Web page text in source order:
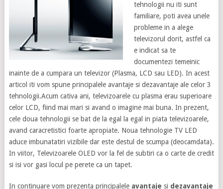
tehnologii nu iti sunt
familiare, poti avea unele
probleme in a alege
televizorul dorit, astfel ca
e indicat sa te
documentezi temeinic
inainte de a cumpara un televizor (Plasma, LCD sau LED). In acest
articol iti vom spune principalele avantaje si dezavantaje ale celor 3
tehnologii.Acum cativa ani, televizoarele cu plasma erau superioare
celor LCD, fiind mai mari si avand o imagine mai buna. In prezent,
cele doua tehnologii se bat de la egal la egal in piata televizoarele,
avand caracretistici foarte apropiate. Noua tehnologie TV LED
aduce imbunatatiri vizibile dar este destul de scumpa (deocamdata).
In viitor, Televizoarele OLED vor la fel de subtiri ca o carte de credit
si isi vor gasi locul pe perete ca un tapet.
In continuare vom prezenta principalele avantaje si dezavantaje